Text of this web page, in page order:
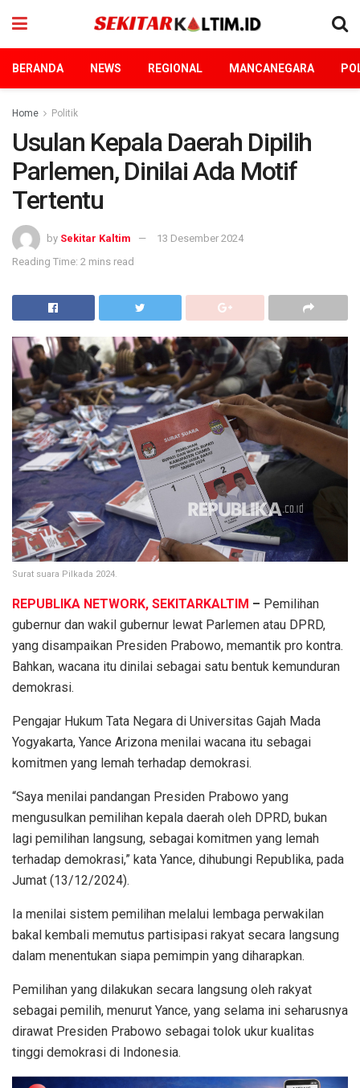
BERANDA NEWS REGIONAL MANCANEGARA
Home Politik
Usulan Kepala Daerah Dipilih
Parlemen, Dinilai Ada Motif
Tertentu
by Sekitar Kaltim
13 Desember 2024
Reading Time: 2 mins read
Surat suara Pilkada 2024.
REPUBLIKA NETWORK, SEKITARKALTIM – Pemilihan
gubernur dan wakil gubernur lewat Parlemen atau DPRD,
yang disampaikan Presiden Prabowo, memantik pro kontra.
Bahkan, wacana itu dinilai sebagai satu bentuk kemunduran
demokrasi.
Pengajar Hukum Tata Negara di Universitas Gajah Mada
Yogyakarta, Yance Arizona menilai wacana itu sebagai
komitmen yang lemah terhadap demokrasi.
“Saya menilai pandangan Presiden Prabowo yang
mengusulkan pemilihan kepala daerah oleh DPRD, bukan
lagi pemilihan langsung, sebagai komitmen yang lemah
terhadap demokrasi,” kata Yance, dihubungi Republika, pada
Jumat (13/12/2024).
Ia menilai sistem pemilihan melalui lembaga perwakilan
bakal kembali memutus partisipasi rakyat secara langsung
dalam menentukan siapa pemimpin yang diharapkan.
Pemilihan yang dilakukan secara langsung oleh rakyat
sebagai pemilih, menurut Yance, yang selama ini seharusnya
dirawat Presiden Prabowo sebagai tolok ukur kualitas
tinggi demokrasi di Indonesia.